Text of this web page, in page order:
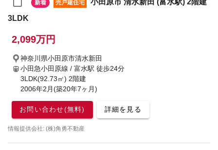
新着 売戸建住宅
3LDK
2,099万円
神奈川県小田原市清水新田
小田急小田原線 / 富水駅 徒歩24分
3LDK(92.73㎡) 2階建
2006年2月(築20年7ヶ月)
お問い合わせ(無料) 詳細を見る
情報提供会社: (株)角勇不動産